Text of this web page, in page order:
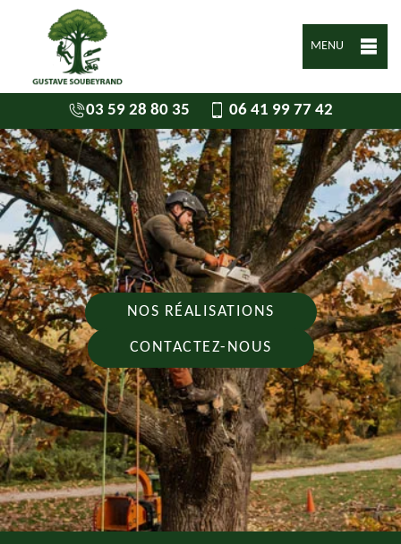
MENU
03 59 28 80 35 06 41 99 77 42
NOS RÉALISATIONS
CONTACTEZ-NOUS